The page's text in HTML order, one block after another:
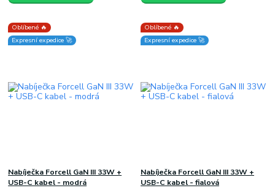
Oblíbené 🔥
Expresní expedice 🚀
Nabíječka Forcell GaN III 33W +
USB-C kabel - modrá
Oblíbené 🔥
Expresní expedice 🚀
Nabíječka Forcell GaN III 33W +
USB-C kabel - fialová